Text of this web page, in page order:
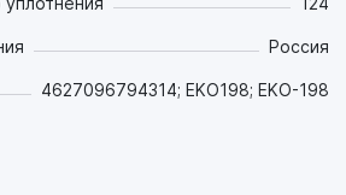
Россия
4627096794314; EKO198; EKO-198